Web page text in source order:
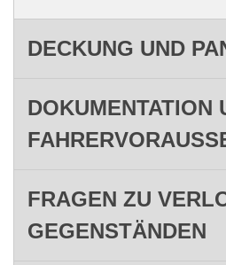
DECKUNG UND
DOKUMENTATION
FRAGEN ZU
GEGENSTÄNDEN